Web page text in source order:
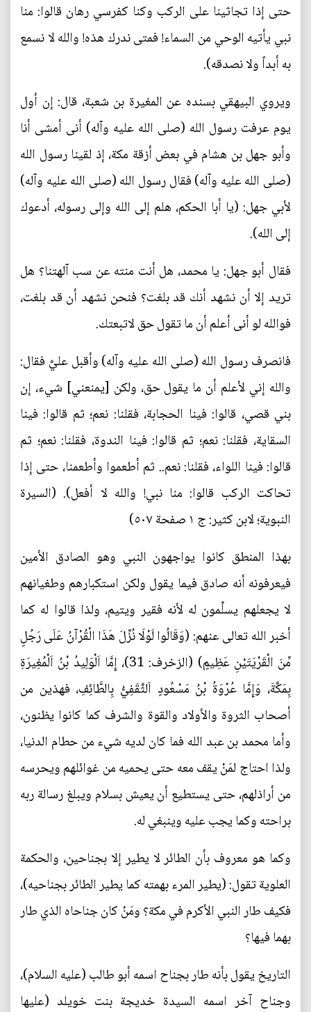
حتى إذا تجاثينا على الركب وكنا كفرسي رهان قالوا: منا
نبي يأتيه الوحي من السماء! فمتى ندرك هذه! والله لا نسمع
به أبداً ولا نصدقه).
ويروي البيهقي بسنده عن المغيرة بن شعبة، قال: إن أول
يوم عرفت رسول الله (صلى الله عليه وآله) أنى أمشى أنا
وأبو جهل بن هشام في بعض أزقة مكة، إذ لقينا رسول الله
(صلى الله عليه وآله) فقال رسول الله (صلى الله عليه وآله)
لأبي جهل: (يا أبا الحكم، هلم إلى الله وإلى رسوله، أدعوك
إلى الله).
فقال أبو جهل: يا محمد، هل أنت منته عن سب آلهتنا؟ هل
تريد إلا أن نشهد أنك قد بلغت؟ فنحن نشهد أن قد بلغت،
فوالله لو أنى أعلم أن ما تقول حق لاتبعتك.
فانصرف رسول الله (صلى الله عليه وآله) وأقبل عليَّ فقال:
والله إني لأعلم أن ما يقول حق، ولكن [يمنعني] شيء، إن
بني قصي، قالوا: فينا الحجابة، فقلنا: نعم؛ ثم قالوا: فينا
السقاية، فقلنا: نعم؛ ثم قالوا: فينا الندوة، فقلنا: نعم؛ ثم
قالوا: فينا اللواء، فقلنا: نعم.. ثم أطعموا وأطعمنا، حتى إذا
تحاكت الركب قالوا: منا نبي! والله لا أفعل). (السيرة
النبوية؛ لابن كثير: ج ١ صفحة ٥٠٧)
بهذا المنطق كانوا يواجهون النبي وهو الصادق الأمين
فيعرفونه أنه صادق فيما يقول ولكن استكبارهم وطغيانهم
لا يجعلهم يسلِّمون له لأنه فقير ويتيم، ولذا قالوا له كما
أخبر الله تعالى عنهم: (وَقَالُوا لَوْلَا نُزِّلَ هَذَا الْقُرْآنُ عَلَى رَجُلٍ
مِّنَ الْقَرْيَتَيْنِ عَظِيمٍ) (الزخرف: 31)، إِمَّا اَلْوَلِيدُ بْنُ اَلْمُغِيرَةِ
بِمَكَّةَ، وَإِمَّا عُرْوَةُ بْنُ مَسْعُودٍ اَلثَّقَفِيُّ بِالطَّائِفِ، فهذين من
أصحاب الثروة والأولاد والقوة والشرف كما كانوا يظنون،
وأما محمد بن عبد الله فما كان لديه شيء من حطام الدنيا،
ولذا احتاج لمَنْ يقف معه حتى يحميه من غوائلهم ويحرسه
من أراذلهم، حتى يستطيع أن يعيش بسلام ويبلغ رسالة ربه
براحته وكما يجب عليه وينبغي له.
وكما هو معروف بأن الطائر لا يطير إلا بجناحين، والحكمة
العلوية تقول: (يطير المرء بهمته كما يطير الطائر بجناحيه)،
فكيف طار النبي الأكرم في مكة؟ ومَنْ كان جناحاه الذي طار
بهما فيها؟
التاريخ يقول بأنه طار بجناح اسمه أبو طالب (عليه السلام)،
وجناح آخر اسمه السيدة خديجة بنت خويلد (عليها